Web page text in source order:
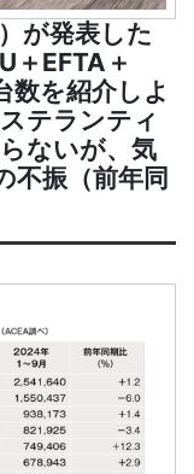
が発表した
＋EFTA＋
数を紹介しよ
テランティ
ないが、気
不振（前年同